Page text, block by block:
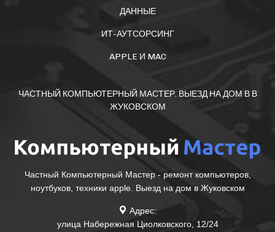
ДАННЫЕ
ИТ-АУТСОРСИНГ
APPLE И MAC
ЧАСТНЫЙ КОМПЬЮТЕРНЫЙ МАСТЕР. ВЫЕЗД НА ДОМ В В
ЖУКОВСКОМ
Частный Компьютерный Мастер - ремонт компьютеров,
ноутбуков, техники apple. Выезд на дом в Жуковском
Адрес:
улица Набережная Циолковского, 12/24